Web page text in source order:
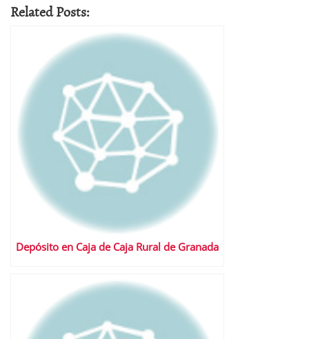
Related Posts:
Depósito en Caja de Caja Rural de Granada